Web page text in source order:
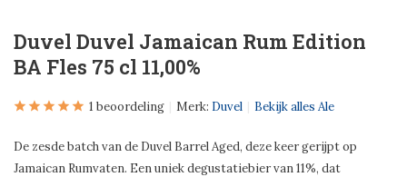
Duvel Duvel Jamaican Rum Edition
BA Fles 75 cl 11,00%
1 beoordeling Merk: Duvel Bekijk alles Ale
De zesde batch van de Duvel Barrel Aged, deze keer gerijpt op
Jamaican Rumvaten. Een uniek degustatiebier van 11%, dat